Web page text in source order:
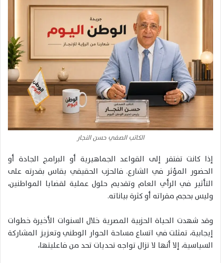
الكاتب الصفي حسن النجار
إذا كانت تفتقر إلى القواعد الجماهيرية أو البرامج الجادة أو
الحضور المؤثر في الشارع. فالحزب الحقيقي يقاس بقدرته على
التأثير في الرأي العام وتقديم حلول عملية لقضايا المواطنين،
وليس بحجم مقراته أو كثرة بياناته.
وقد شهدت الحياة الحزبية المصرية خلال السنوات الأخيرة خطوات
إيجابية، تمثلت في اتساع مساحة الحوار الوطني وتعزيز المشاركة
السياسية، إلا أنها لا تزال تواجه تحديات تحد من فاعليتها،